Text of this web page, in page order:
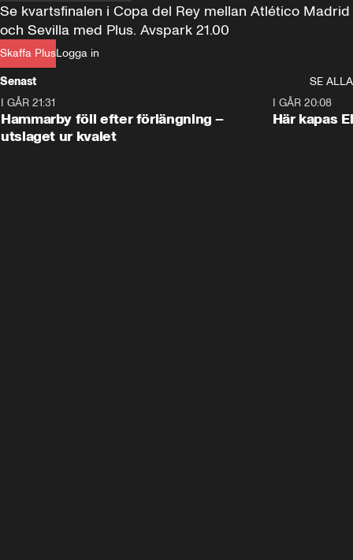
Skaffa PlusLogga in
Se kvartsfinalen i Copa del Rey mellan Atlético Madrid
och Sevilla med Plus. Avspark 21.00
Senast
SE ALLA
I GÅR 21:31
Hammarby föll efter förlängning –
utslaget ur kvalet
I GÅR 20:08
Här kapas